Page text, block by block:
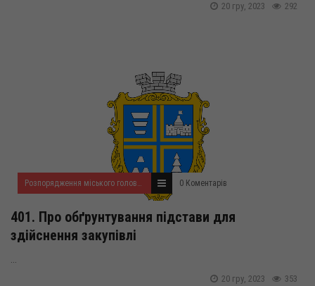
292
20 гру, 2023
Розпорядження міського голови за 2023 рік 0 Коментарів
401. Про обґрунтування підстави для
здійснення закупівлі
353
20 гру, 2023